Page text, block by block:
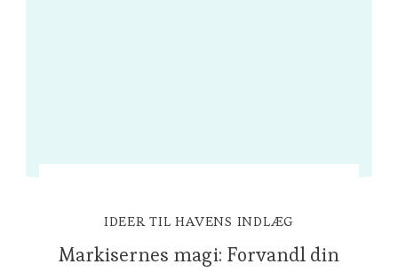
IDEER TIL HAVENS INDLÆG
Markisernes magi: Forvandl din